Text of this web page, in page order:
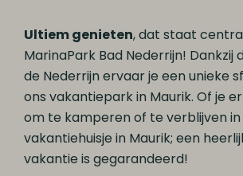
Ultiem genieten, dat staat
MarinaPark Bad Nederrijn! Dankzij
de Nederrijn ervaar je een unieke
ons vakantiepark in Maurik. Of je
om te kamperen of te verblijven in
vakantiehuisje in Maurik; een
vakantie is gegarandeerd!